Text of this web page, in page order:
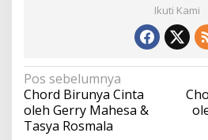
Ikuti Kami
N
a
v
Pos sebelumnya
Chord Birunya Cinta
oleh Gerry Mahesa &
Tasya Rosmala